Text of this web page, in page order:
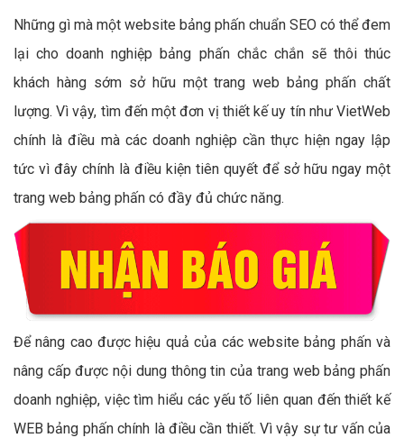
Những gì mà một website bảng phấn chuẩn SEO có thể đem
lại cho doanh nghiệp bảng phấn chắc chắn sẽ thôi thúc
khách hàng sớm sở hữu một trang web bảng phấn chất
lượng. Vì vậy, tìm đến một đơn vị thiết kế uy tín như VietWeb
chính là điều mà các doanh nghiệp cần thực hiện ngay lập
tức vì đây chính là điều kiện tiên quyết để sở hữu ngay một
trang web bảng phấn có đầy đủ chức năng.
Để nâng cao được hiệu quả của các website bảng phấn và
nâng cấp được nội dung thông tin của trang web bảng phấn
doanh nghiệp, việc tìm hiểu các yếu tố liên quan đến thiết kế
WEB bảng phấn chính là điều cần thiết. Vì vậy sự tư vấn của